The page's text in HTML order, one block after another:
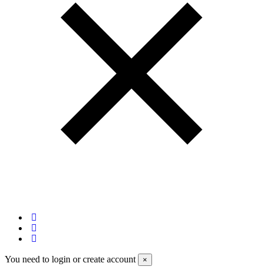
You need to login or create account ×